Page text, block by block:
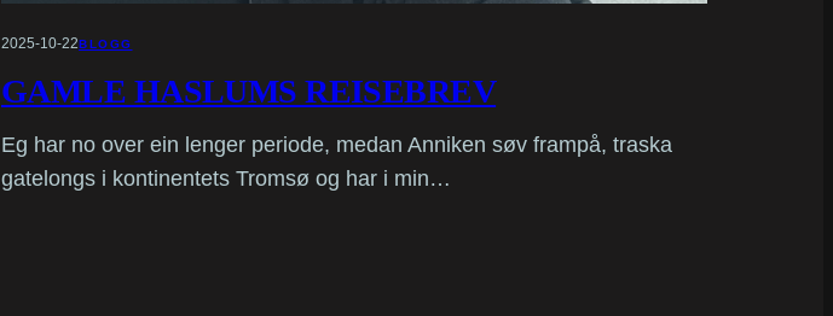
2025-10-22BLOGG
GAMLE HASLUMS REISEBREV
Eg har no over ein lenger periode, medan Anniken søv frampå, traska
gatelongs i kontinentets Tromsø og har i min…